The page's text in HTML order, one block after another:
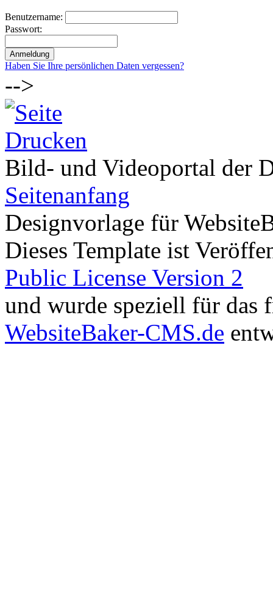
Benutzername:
Passwort:
Haben Sie Ihre persönlichen Daten vergessen?
-->
Bild- und Videoportal der
Seitenanfang
Designvorlage für
Dieses Template ist
Public License Version 2
und wurde speziell für das
WebsiteBaker-CMS.de